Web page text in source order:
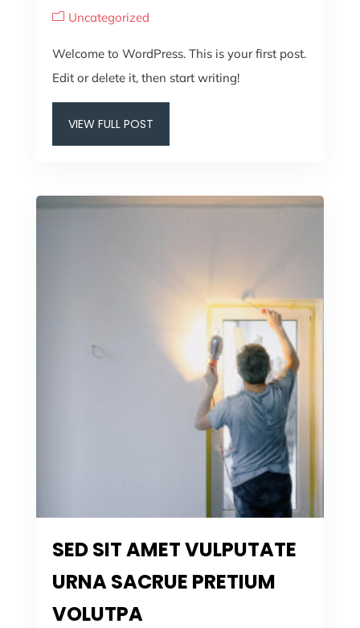
Uncategorized
Welcome to WordPress. This is your first post.
Edit or delete it, then start writing!
VIEW FULL POST
SED SIT AMET VULPUTATE
URNA SACRUE PRETIUM
VOLUTPA